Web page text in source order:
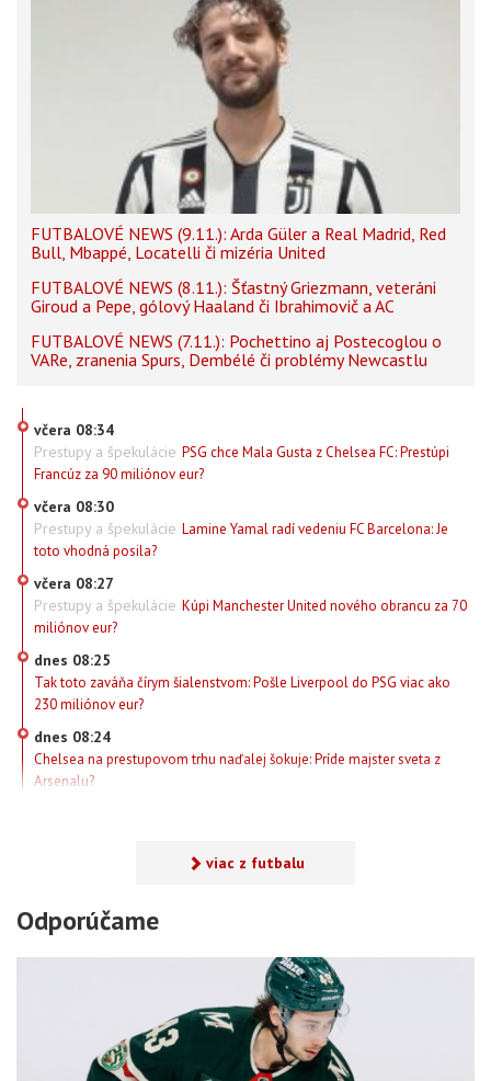
FUTBALOVÉ NEWS (9.11.): Arda Güler a Real Madrid, Red
Bull, Mbappé, Locatelli či mizéria United
FUTBALOVÉ NEWS (8.11.): Šťastný Griezmann, veteráni
Giroud a Pepe, gólový Haaland či Ibrahimovič a AC
FUTBALOVÉ NEWS (7.11.): Pochettino aj Postecoglou o
VARe, zranenia Spurs, Dembélé či problémy Newcastlu
včera 08:34
Prestupy a špekulácie PSG chce Mala Gusta z Chelsea FC: Prestúpi
Francúz za 90 miliónov eur?
včera 08:30
Prestupy a špekulácie Lamine Yamal radí vedeniu FC Barcelona: Je
toto vhodná posila?
včera 08:27
Prestupy a špekulácie Kúpi Manchester United nového obrancu za 70
miliónov eur?
dnes 08:25
Tak toto zaváňa čírym šialenstvom: Pošle Liverpool do PSG viac ako
230 miliónov eur?
dnes 08:24
Chelsea na prestupovom trhu naďalej šokuje: Príde majster sveta z
Arsenalu?
viac z futbalu
Odporúčame